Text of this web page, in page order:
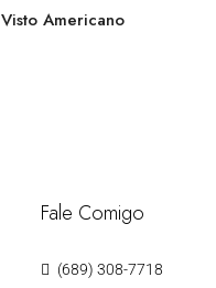
Visto Americano
Fale Comigo
(689) 308-7718